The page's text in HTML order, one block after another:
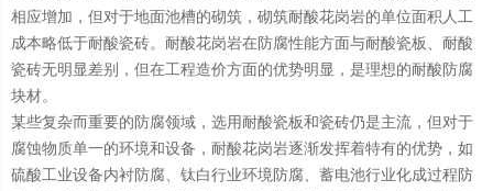
相应增加，但对于地面池槽的砌筑，砌筑耐酸花岗岩的单位面积人工
成本略低于耐酸瓷砖。耐酸花岗岩在防腐性能方面与耐酸瓷板、耐酸
瓷砖无明显差别，但在工程造价方面的优势明显，是理想的耐酸防腐
块材。
某些复杂而重要的防腐领域，选用耐酸瓷板和瓷砖仍是主流，但对于
腐蚀物质单一的环境和设备，耐酸花岗岩逐渐发挥着特有的优势，如
硫酸工业设备内衬防腐、钛白行业环境防腐、蓄电池行业化成过程防